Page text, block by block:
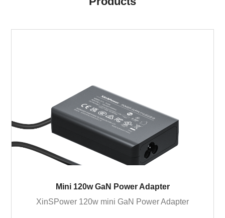
Mini 120w GaN Power Adapter
XinSPower 120w mini GaN Power Adapter